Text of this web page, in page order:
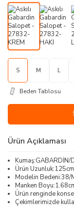
S M L
Beden Tablosu
Ürün Açıklaması
Kumaş:GABARDİN/
Ürün
Modelin Bedeni:38/
Manken
Ürün renginde
Çekimlerimizde